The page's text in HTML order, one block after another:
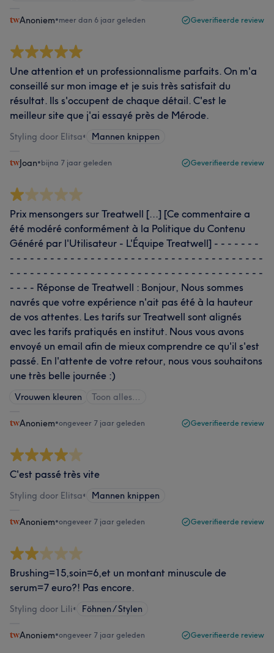
Anoniem•meer dan 6 jaar geleden Geverifieerde review
Une attention et un professionnalisme parfaits. On m'a
conseillé sur mon image et je suis très satisfait du
résultat. Ils s'occupent de chaque détail. C'est le
meilleur site que j'ai essayé près de Mérode.
Styling door Elitsa• Mannen knippen
Joan•bijna 7 jaar geleden Geverifieerde review
Prix mensongers sur Treatwell [...] [Ce commentaire a
été modéré conformément à la Politique du Contenu
Généré par l'Utilisateur - L'Équipe Treatwell] - - - - - - -
- - - - - - - - - - - - - - - - - - - - - - - - - - - - - - - - - - - - - -
- - - - - - - - - - - - - - - - - - - - - - - - - - - - - - - - - - - - - -
- - - - Réponse de Treatwell : Bonjour, Nous sommes
navrés que votre expérience n'ait pas été à la hauteur
de vos attentes. Les tarifs sur Treatwell sont alignés
avec les tarifs pratiqués en institut. Nous vous avons
envoyé un email afin de mieux comprendre ce qu'il s'est
passé. En l'attente de votre retour, nous vous souhaitons
une très belle journée :)
Vrouwen kleuren Toon alles…
Anoniem•ongeveer 7 jaar geleden Geverifieerde review
C'est passé très vite
Styling door Elitsa• Mannen knippen
Anoniem•ongeveer 7 jaar geleden Geverifieerde review
Brushing=15,soin=6,et un montant minuscule de
serum=7 euro?! Pas encore.
Styling door Lili• Föhnen / Stylen
Anoniem•ongeveer 7 jaar geleden Geverifieerde review